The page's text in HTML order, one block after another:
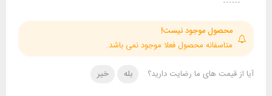
محصول موجود نیست!
متاسفانه محصول فعلا موجود نمی باشد.
آیا از قیمت های ما رضایت دارید؟ بله خیر